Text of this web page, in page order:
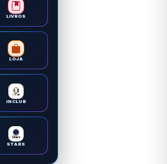
LIVROS
LOJA
INCLUB
STARS